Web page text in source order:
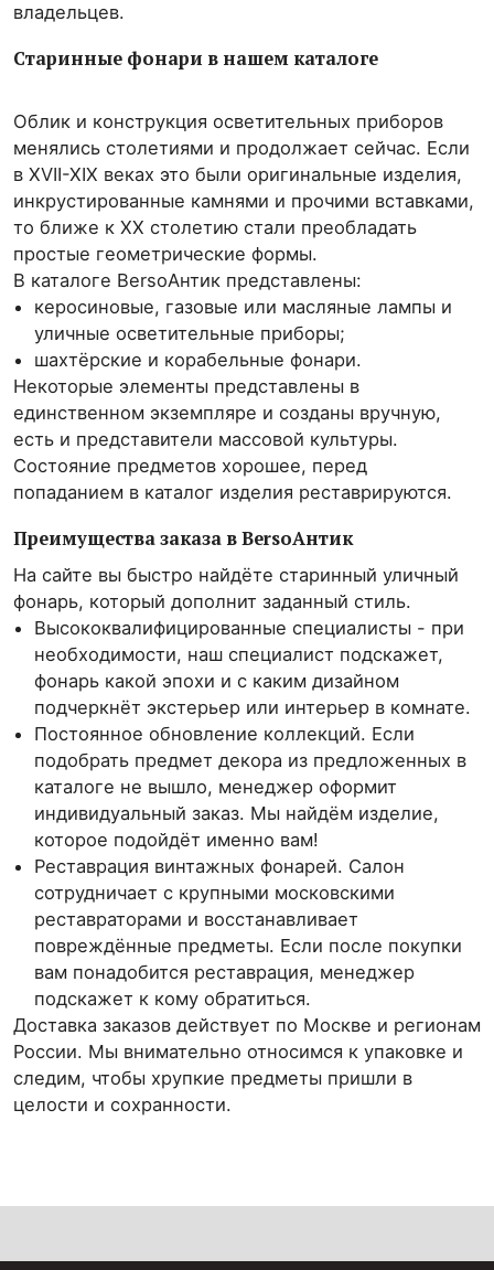
владельцев.
Старинные фонари в нашем каталоге
Облик и конструкция осветительных приборов
менялись столетиями и продолжает сейчас. Если
в XVII-XIX веках это были оригинальные изделия,
инкрустированные камнями и прочими вставками,
то ближе к XX столетию стали преобладать
простые геометрические формы.
В каталоге BersoАнтик представлены:
керосиновые, газовые или масляные лампы и
уличные осветительные приборы;
шахтёрские и корабельные фонари.
Некоторые элементы представлены в
единственном экземпляре и созданы вручную,
есть и представители массовой культуры.
Состояние предметов хорошее, перед
попаданием в каталог изделия реставрируются.
Преимущества заказа в BersoАнтик
На сайте вы быстро найдёте старинный уличный
фонарь, который дополнит заданный стиль.
Высококвалифицированные специалисты - при
необходимости, наш специалист подскажет,
фонарь какой эпохи и с каким дизайном
подчеркнёт экстерьер или интерьер в комнате.
Постоянное обновление коллекций. Если
подобрать предмет декора из предложенных в
каталоге не вышло, менеджер оформит
индивидуальный заказ. Мы найдём изделие,
которое подойдёт именно вам!
Реставрация винтажных фонарей. Салон
сотрудничает с крупными московскими
реставраторами и восстанавливает
повреждённые предметы. Если после покупки
вам понадобится реставрация, менеджер
подскажет к кому обратиться.
Доставка заказов действует по Москве и регионам
России. Мы внимательно относимся к упаковке и
следим, чтобы хрупкие предметы пришли в
целости и сохранности.